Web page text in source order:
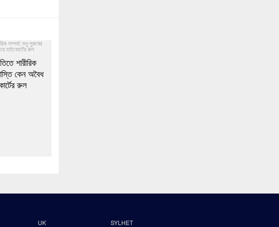
শারীরিক
কেন অবৈধ
রুল
UK SYLHET